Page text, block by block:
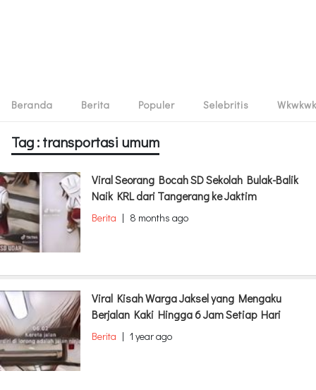
Beranda Berita Populer Selebritis Wkwkwk
Tag : transportasi umum
Viral Seorang Bocah SD Sekolah Bulak-Balik
Naik KRL dari Tangerang ke Jaktim
Berita | 8 months ago
Viral Kisah Warga Jaksel yang Mengaku
Berjalan Kaki Hingga 6 Jam Setiap Hari
Berita | 1 year ago